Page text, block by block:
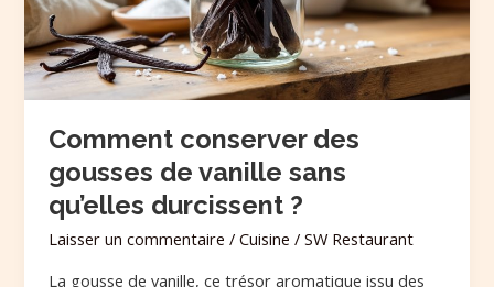
Comment conserver des
gousses de vanille sans
qu’elles durcissent ?
Laisser un commentaire /Cuisine /SW Restaurant
La gousse de vanille, ce trésor aromatique issu des
sans
qu’elles
durcissent
?